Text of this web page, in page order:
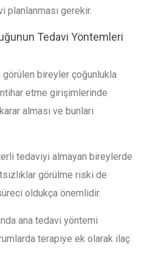
planlanması gerekir.
Tedavi Yöntemleri
bireyler çoğunlukla
etme girişimlerinde
alması ve bunları
tedaviyi almayan bireylerde
görülme riski de
oldukça önemlidir.
ana tedavi yöntemi
terapiye ek olarak ilaç